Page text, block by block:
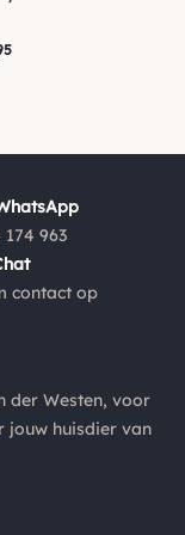
rekening.
huisadres",
halen wij
174 963
contact op
der Westen, voor
jouw huisdier van